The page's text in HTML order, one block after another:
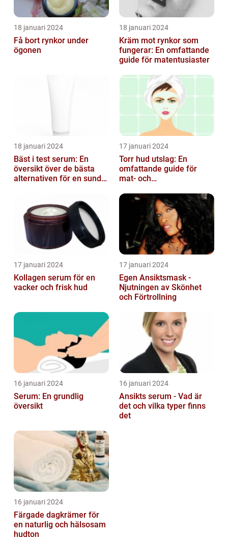
18 januari 2024
Få bort rynkor under
ögonen
18 januari 2024
Kräm mot rynkor som
fungerar: En omfattande
guide för matentusiaster
18 januari 2024
Bäst i test serum: En
översikt över de bästa
alternativen för en sund
17 januari 2024
Torr hud utslag: En
omfattande guide för
mat- och
17 januari 2024
Kollagen serum för en
vacker och frisk hud
17 januari 2024
Egen Ansiktsmask -
Njutningen av Skönhet
och Förtrollning
16 januari 2024
Serum: En grundlig
översikt
16 januari 2024
Ansikts serum - Vad är
det och vilka typer finns
det
16 januari 2024
Färgade dagkrämer för
en naturlig och hälsosam
hudton